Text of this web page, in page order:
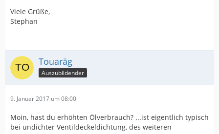
Viele Grüße,
Stephan
Touaräg
Auszubildender
9. Januar 2017 um 08:00
Moin, hast du erhöhten Ölverbrauch? ...ist eigentlich typisch
bei undichter Ventildeckeldichtung, des weiteren